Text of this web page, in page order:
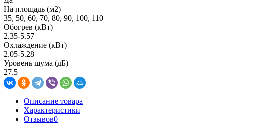
На площадь (м2)
35, 50, 60, 70, 80, 90, 100, 110
Обогрев (кВт)
2.35-5.57
Охлаждение (кВт)
2.05-5.28
Уровень шума (дБ)
27.5
Описание товара
Характеристики
Отзывов0